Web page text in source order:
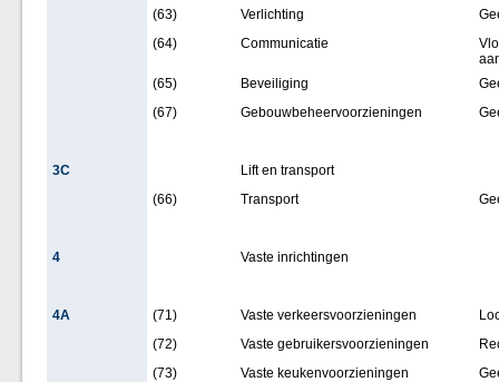
(63)
Verlichting
(64)
Communicatie
(65)
Beveiliging
(67)
Gebouwbeheervoorzieningen
3C
Lift en transport
(66)
Transport
4 Vaste inrichtingen
4A (71) Vaste verkeersvoorzieningen
(72)
Vaste gebruikersvoorzieningen
(73)
Vaste keukenvoorzieningen